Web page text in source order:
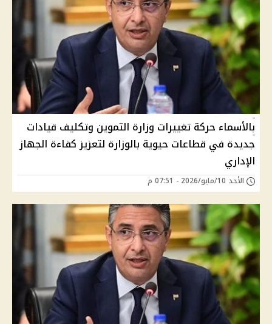
بالأسماء حركة تغييرات وزارة التموين وتكليف قيادات
جديدة في قطاعات حيوية بالوزارة لتعزيز كفاءة الجهاز
الإداري
الأحد 10/مايو/2026 - 07:51 م